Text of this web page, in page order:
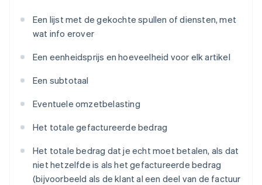
Een lijst met de gekochte spullen of diensten, met
wat info erover
Een eenheidsprijs en hoeveelheid voor elk artikel
Een subtotaal
Eventuele omzetbelasting
Het totale gefactureerde bedrag
Het totale bedrag dat je echt moet betalen, als dat
niet hetzelfde is als het gefactureerde bedrag
(bijvoorbeeld als de klant al een deel van de factuur